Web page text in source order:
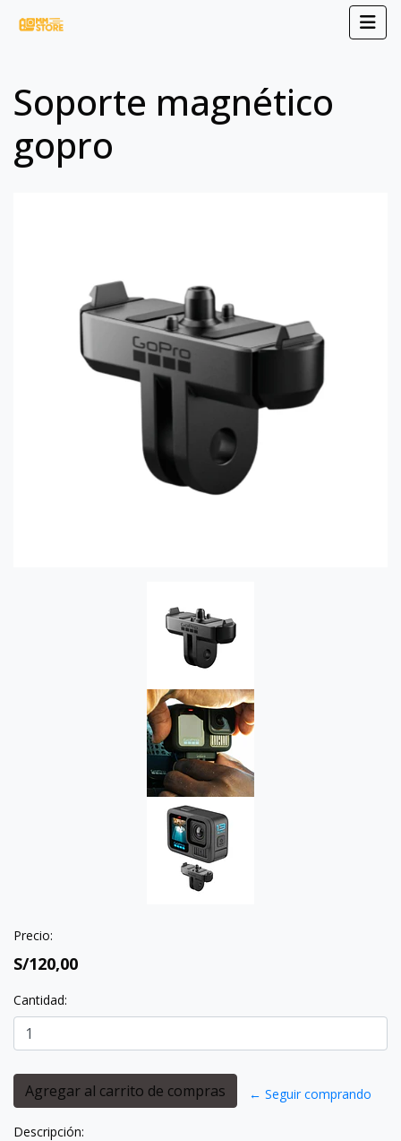
Soporte magnético
gopro
Precio:
S/120,00
Cantidad:
← Seguir comprando
Descripción: